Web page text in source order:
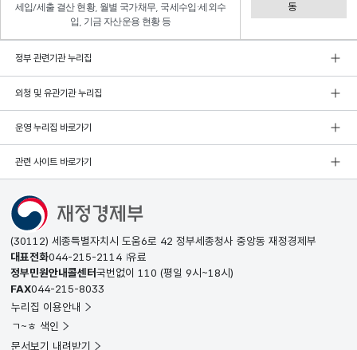
세입/세출 결산 현황, 월별 국가채무, 국세수입·세외수
입, 기금 자산운용 현황 등
동
정부 관련기관 누리집
외청 및 유관기관 누리집
운영 누리집 바로가기
관련 사이트 바로가기
(30112) 세종특별자치시 도움6로 42 정부세종청사 중앙동 재정경제부
대표전화044-215-2114 유료
정부민원안내콜센터국번없이 110 (평일 9시~18시)
FAX044-215-8033
누리집 이용안내
ㄱ~ㅎ 색인
문서보기 내려받기